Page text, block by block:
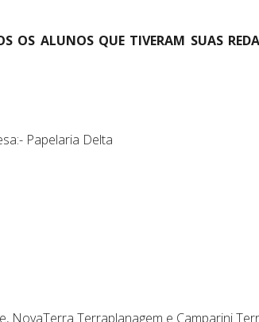
OS ALUNOS QUE TIVERAM SUAS
Papelaria Delta
NovaTerra Terraplanagem e Camparini